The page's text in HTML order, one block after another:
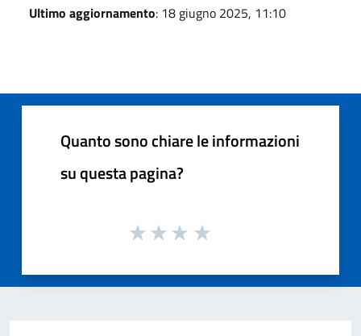
Ultimo aggiornamento: 18 giugno 2025, 11:10
Quanto sono chiare le informazioni
su questa pagina?